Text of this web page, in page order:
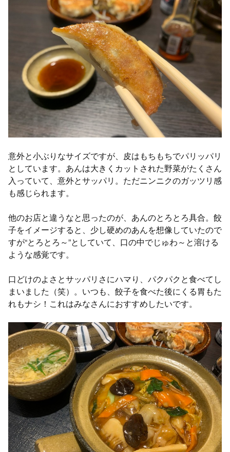
意外と小ぶりなサイズですが、皮はもちもちでパリッパリ
としています。あんは大きくカットされた野菜がたくさん
入っていて、意外とサッパリ。ただニンニクのガッツリ感
も感じられます。
他のお店と違うなと思ったのが、あんのとろとろ具合。餃
子をイメージすると、少し硬めのあんを想像していたので
すが“とろとろ～”としていて、口の中でじゅわ～と溶ける
ような感覚です。
口どけのよさとサッパリさにハマり、パクパクと食べてし
まいました（笑）。いつも、餃子を食べた後にくる胃もた
れもナシ！これはみなさんにおすすめしたいです。